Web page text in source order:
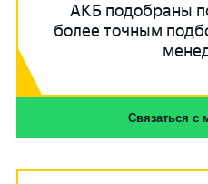
АКБ подобраны
более точным
Связаться с